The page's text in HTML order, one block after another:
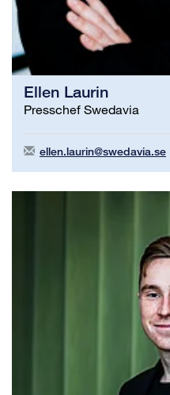
Ellen Laurin
Presschef Swedavia
ellen.laurin@swedavia.se